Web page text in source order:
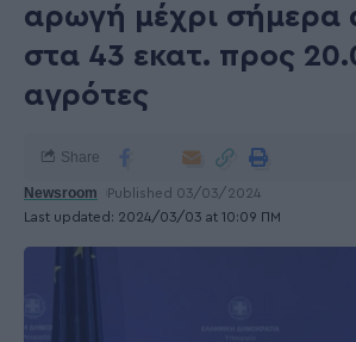
αρωγή μέχρι σήμερα
στα 43 εκατ. προς
αγρότες
Last updated: 2024/03/03 at 10:09 ΠΜ
Newsroom Published 03/03/2024
Share